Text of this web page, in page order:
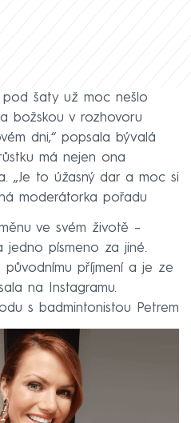
pod šaty už moc nešlo
božskou v rozhovoru
dni,“ popsala bývalá
má nejen ona
„Je to úžasný dar a moc si
moderátorka pořadu
ve svém životě –
jedno písmeno za jiné.
původnímu příjmení a je ze
na Instagramu.
s badmintonistou Petrem